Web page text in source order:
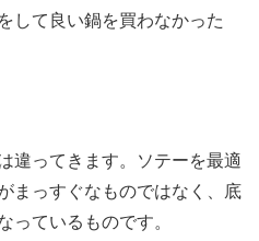
して良い鍋を買わなかった
違ってきます。ソテーを最適
まっすぐなものではなく、底
っているものです。